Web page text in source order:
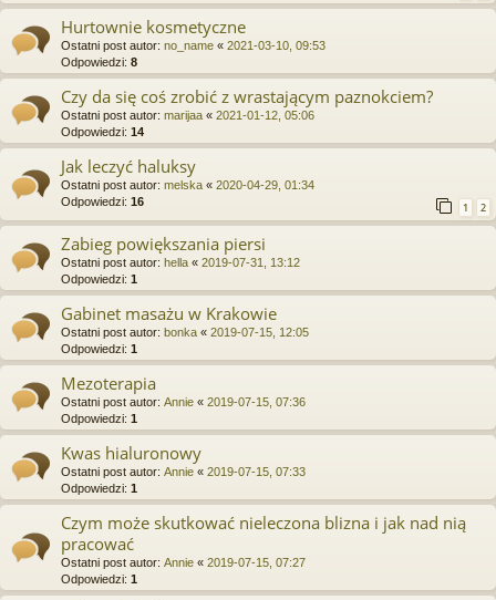
Hurtownie kosmetyczne
Ostatni post autor: no_name « 2021-03-10, 09:53
Odpowiedzi: 8
Czy da się coś zrobić z wrastającym paznokciem?
Ostatni post autor: marijaa « 2021-01-12, 05:06
Odpowiedzi: 14
Jak leczyć haluksy
Ostatni post autor: melska « 2020-04-29, 01:34
Odpowiedzi: 16 1 2
Zabieg powiększania piersi
Ostatni post autor: hella « 2019-07-31, 13:12
Odpowiedzi: 1
Gabinet masażu w Krakowie
Ostatni post autor: bonka « 2019-07-15, 12:05
Odpowiedzi: 1
Mezoterapia
Ostatni post autor: Annie « 2019-07-15, 07:36
Odpowiedzi: 1
Kwas hialuronowy
Ostatni post autor: Annie « 2019-07-15, 07:33
Odpowiedzi: 1
Czym może skutkować nieleczona blizna i jak nad nią
pracować
Ostatni post autor: Annie « 2019-07-15, 07:27
Odpowiedzi: 1